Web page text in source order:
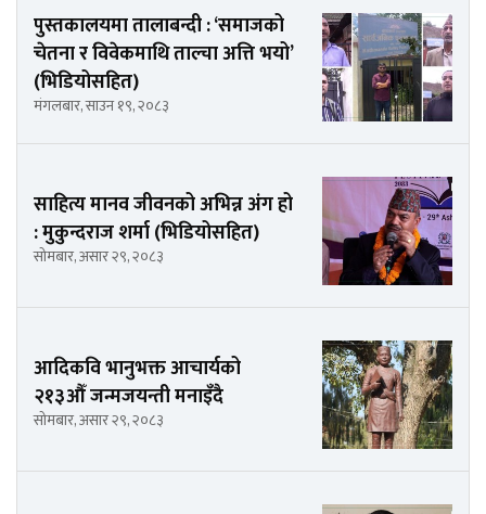
पुस्तकालयमा तालाबन्दी : ‘समाजको
चेतना र विवेकमाथि ताल्चा अत्ति भयो’
(भिडियोसहित)
मंगलबार, साउन १९, २०८३
साहित्य मानव जीवनको अभिन्न अंग हो
: मुकुन्दराज शर्मा (भिडियोसहित)
सोमबार, असार २९, २०८३
आदिकवि भानुभक्त आचार्यको
२१३औँ जन्मजयन्ती मनाइँदै
सोमबार, असार २९, २०८३